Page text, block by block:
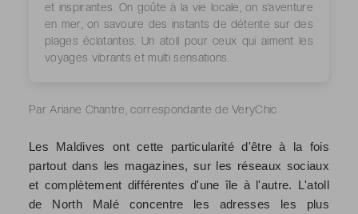
et inspirantes. On goûte à la vie locale, on s’aventure
en mer, on savoure des instants de détente sur des
plages éclatantes. Un atoll pour ceux qui aiment les
voyages vibrants et multi sensations.
Par Ariane Chantre, correspondante de VeryChic
Les Maldives ont cette particularité d'être à la fois
partout dans les magazines, sur les réseaux sociaux
et complètement différentes d'une île à l'autre. L'atoll
de North Malé concentre les adresses les plus